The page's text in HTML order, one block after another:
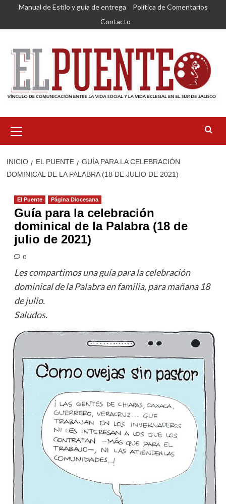
Saltar
contenido
Manual de Estilo y guía de entrega
Política de Comentarios
Contacto
primario
INICIO EL PUENTE
GUÍA PARA LA CELEBRACIÓN
DOMINICAL DE LA PALABRA (18 DE JULIO DE 2021)
El Puente Página Diocesana
Guía para la celebración
dominical de la Palabra (18 de
julio de 2021)
0
Les compartimos una guía para la celebración
dominical de la Palabra en familia, para mañana 18
de julio.
Saludos.